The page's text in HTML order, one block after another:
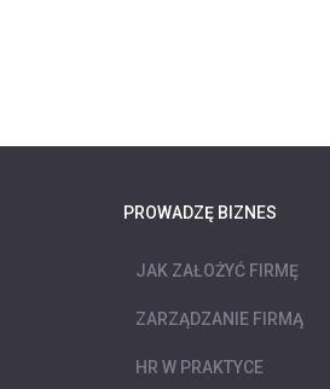
PROWADZĘ BIZNES
JAK ZAŁOŻYĆ FIRMĘ
ZARZĄDZANIE FIRMĄ
HR W PRAKTYCE